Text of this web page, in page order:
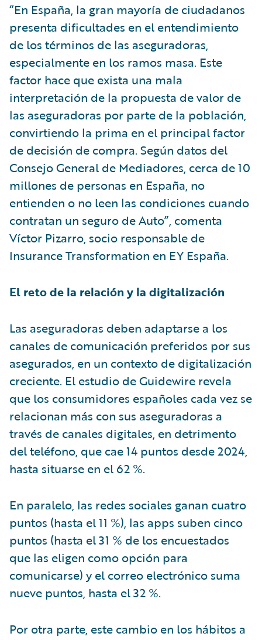
“En España, la gran mayoría de ciudadanos
presenta dificultades en el entendimiento
de los términos de las aseguradoras,
especialmente en los ramos masa. Este
factor hace que exista una mala
interpretación de la propuesta de valor de
las aseguradoras por parte de la población,
convirtiendo la prima en el principal factor
de decisión de compra. Según datos del
Consejo General de Mediadores, cerca de 10
millones de personas en España, no
entienden o no leen las condiciones cuando
contratan un seguro de Auto”, comenta
Víctor Pizarro, socio responsable de
Insurance Transformation en EY España.
El reto de la relación y la digitalización
Las aseguradoras deben adaptarse a los
canales de comunicación preferidos por sus
asegurados, en un contexto de digitalización
creciente. El estudio de Guidewire revela
que los consumidores españoles cada vez se
relacionan más con sus aseguradoras a
través de canales digitales, en detrimento
del teléfono, que cae 14 puntos desde 2024,
hasta situarse en el 62 %.
En paralelo, las redes sociales ganan cuatro
puntos (hasta el 11 %), las apps suben cinco
puntos (hasta el 31 % de los encuestados
que las eligen como opción para
comunicarse) y el correo electrónico suma
nueve puntos, hasta el 32 %.
Por otra parte, este cambio en los hábitos a